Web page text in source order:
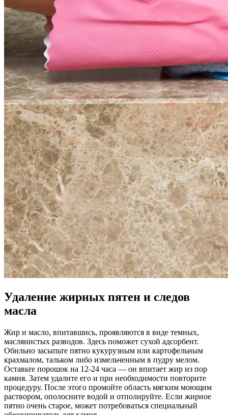
Удаление жирных пятен и следов
масла
Жир и масло, впитавшись, проявляются в виде темных,
маслянистых разводов. Здесь поможет сухой адсорбент.
Обильно засыпьте пятно кукурузным или картофельным
крахмалом, тальком либо измельченным в пудру мелом.
Оставьте порошок на 12-24 часа — он впитает жир из пор
камня. Затем удалите его и при необходимости повторите
процедуру. После этого промойте область мягким моющим
раствором, ополосните водой и отполируйте. Если жирное
пятно очень старое, может потребоваться специальный